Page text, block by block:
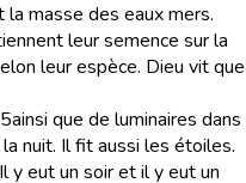
masse des eaux mers.
leur semence sur la
leur espèce. Dieu vit que
ainsi que de luminaires dans
nuit. Il fit aussi les étoiles.
Il y eut un soir et il y eut un